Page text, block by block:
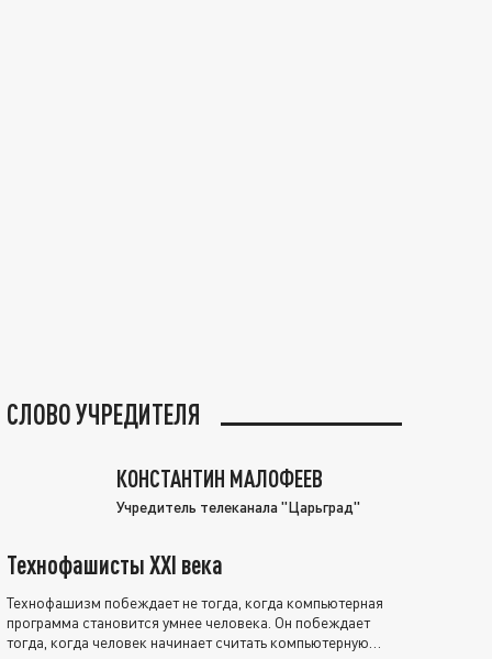
СЛОВО УЧРЕДИТЕЛЯ
КОНСТАНТИН МАЛОФЕЕВ
Учредитель телеканала "Царьград"
Технофашисты XXI века
Технофашизм побеждает не тогда, когда компьютерная
программа становится умнее человека. Он побеждает
тогда, когда человек начинает считать компьютерную